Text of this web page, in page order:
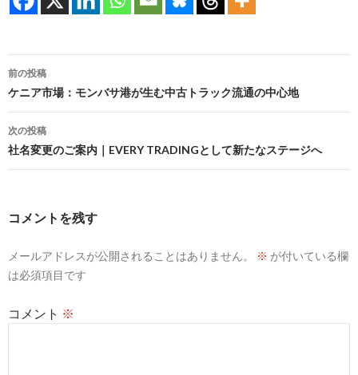
投
稿
ナ
ビ
ゲ
ョ
前の投稿
ケニア市場：モンバサ港が生む中古トラック流通の中心地
次の投稿
社名変更のご案内｜EVERY TRADINGとして新たなステージへ
コメントを残す
メールアドレスが公開されることはありません。 ※ が付いている欄
は必須項目です
コメント ※